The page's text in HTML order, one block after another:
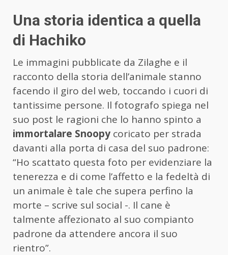
Una storia identica a quella
di Hachiko
Le immagini pubblicate da Zilaghe e il
racconto della storia dell’animale stanno
facendo il giro del web, toccando i cuori di
tantissime persone. Il fotografo spiega nel
suo post le ragioni che lo hanno spinto a
immortalare Snoopy coricato per strada
davanti alla porta di casa del suo padrone:
“Ho scattato questa foto per evidenziare la
tenerezza e di come l’affetto e la fedeltà di
un animale è tale che supera perfino la
morte – scrive sul social -. Il cane è
talmente affezionato al suo compianto
padrone da attendere ancora il suo
rientro”.